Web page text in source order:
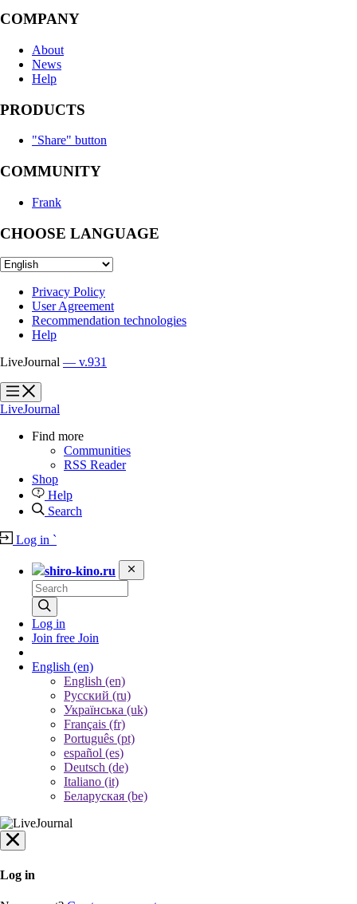
COMPANY
About
News
Help
PRODUCTS
"Share" button
COMMUNITY
Frank
CHOOSE LANGUAGE
Privacy Policy
User Agreement
Recommendation technologies
Help
LiveJournal — v.931
?
?
LiveJournal
Find more
Communities
RSS Reader
Shop
Help
Search
Log in `
shiro-kino.ru
Log in
Join free Join
English (en)
English (en)
Русский (ru)
Українська (uk)
Français (fr)
Português (pt)
español (es)
Deutsch (de)
Italiano (it)
Беларуская (be)
Log in